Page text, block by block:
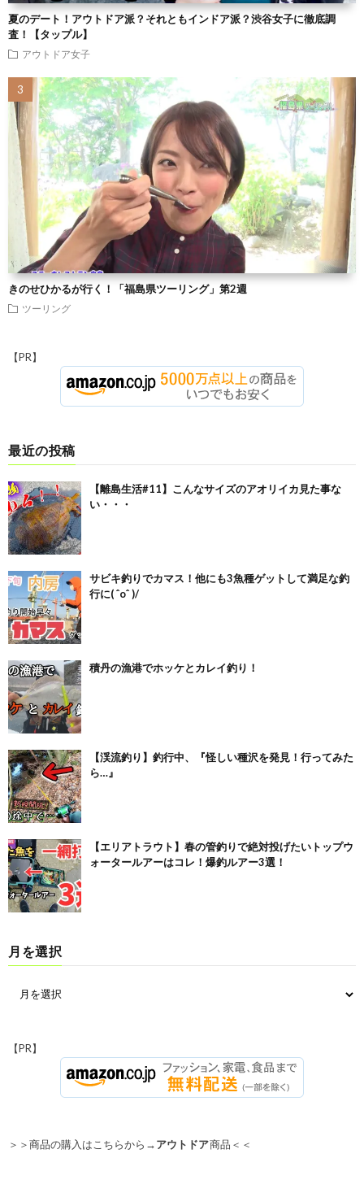
夏のデート！アウトドア派？それともインドア派？渋谷女子に徹底調
査！【タップル】
アウトドア女子
きのせひかるが行く！「福島県ツーリング」第2週
ツーリング
【PR】
最近の投稿
【離島生活#11】こんなサイズのアオリイカ見た事な
い・・・
サビキ釣りでカマス！他にも3魚種ゲットして満足な釣
行に( ˆoˆ )/
積丹の漁港でホッケとカレイ釣り！
【渓流釣り】釣行中、『怪しい種沢を発見！行ってみた
ら…』
【エリアトラウト】春の管釣りで絶対投げたいトップウ
ォータールアーはコレ！爆釣ルアー3選！
月を選択
【PR】
＞＞商品の購入はこちらから→アウトドア商品＜＜